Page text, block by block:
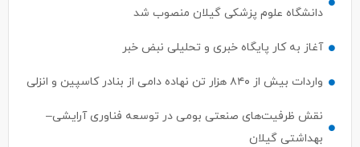
دانشگاه علوم پزشکی گیلان منصوب شد
آغاز به کار پایگاه خبری و تحلیلی نبض خبر
واردات بیش از ۸۴۰ هزار تن نهاده دامی از بنادر كاسپین و انزلی
نقش ظرفیت‌های صنعتی بومی در توسعه فناوری آرایشی–
بهداشتی گیلان